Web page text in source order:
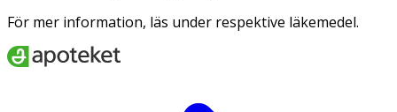
För mer information, läs under respektive läkemedel.